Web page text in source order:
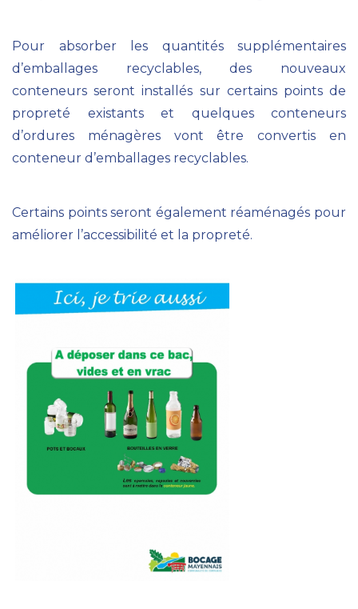
Pour absorber les quantités supplémentaires
d’emballages recyclables, des nouveaux
conteneurs seront installés sur certains points de
propreté existants et quelques conteneurs
d’ordures ménagères vont être convertis en
conteneur d’emballages recyclables.
Certains points seront également réaménagés pour
améliorer l’accessibilité et la propreté.